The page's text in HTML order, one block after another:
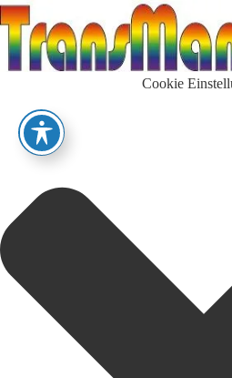
Cookie